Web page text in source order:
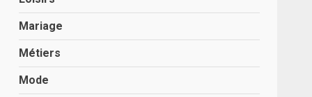
Mariage
Métiers
Mode